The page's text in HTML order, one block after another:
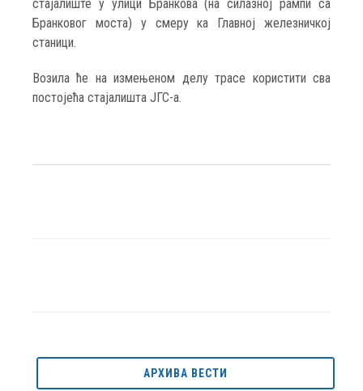
стајалиште у улици Бранкова (на силазној рампи са
Бранковог моста) у смеру ка Главној железничкој
станици.
Возила ће на измењеном делу трасе користити сва
постојећа стајалишта ЈГС-а.
АРХИВА ВЕСТИ